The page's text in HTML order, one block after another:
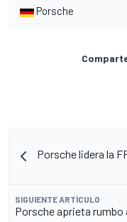
Porsche
Porsche lidera la
SIGUIENTE ARTÍCULO
Porsche aprieta rumbo